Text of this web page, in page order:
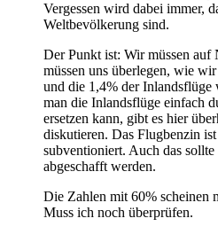
Vergessen wird dabei immer,
Weltbevölkerung sind.
Der Punkt ist: Wir müssen
müssen uns überlegen, wie
und die 1,4% der Inlandsflüge
man die Inlandsflüge einfach
ersetzen kann, gibt es hier
diskutieren. Das Flugbenzin
subventioniert. Auch das sollte
abgeschafft werden.
Die Zahlen mit 60% scheinen
Muss ich noch überprüfen.